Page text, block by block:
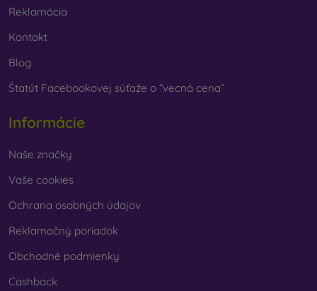
vybrať len ten svoj.
Reklamácia
Kontakt
Blog
Štatút Facebookovej súťaže o “vecná cena”
Informácie
Naše značky
Vaše cookies
Ochrana osobných údajov
Reklamačný poriadok
Obchodné podmienky
Cashback